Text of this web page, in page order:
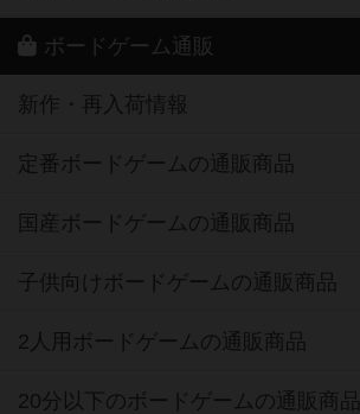
ボードゲーム通販
新作・再入荷情報
定番ボードゲームの通販商品
国産ボードゲームの通販商品
子供向けボードゲームの通販商品
2人用ボードゲームの通販商品
20分以下のボードゲームの通販商品